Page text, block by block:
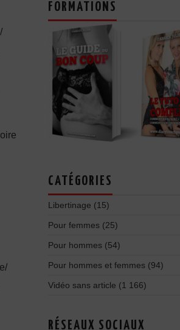
FORMATIONS
CATÉGORIES
Libertinage (15)
Pour femmes (25)
Pour hommes (54)
Pour hommes et femmes (94)
Vidéo sans article (1 166)
RÉSEAUX SOCIAUX